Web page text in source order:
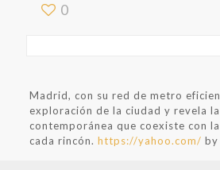
0
Madrid, con su red de metro
exploración de la ciudad y revela
contemporánea que coexiste con
cada rincón. https://yahoo.com/ by